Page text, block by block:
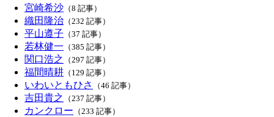
宮崎希沙 （8 記事）
織田隆治 （232 記事）
平山遵子 （37 記事）
若林健一 （385 記事）
関口浩之 （297 記事）
福間晴耕 （129 記事）
いわいともひさ （46 記事）
吉田貴之 （237 記事）
カンクロー （233 記事）